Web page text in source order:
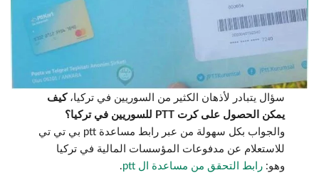
سؤال يتبادر لأذهان الكثير من السوريين في تركيا،كيف
يمكن الحصول على كرت PTT للسوريين في تركيا؟
والجواب بكل سهولة من عبر رابط مساعدة ptt بي تي تي
للاستعلام عن مدفوعات المؤسسات المالية في تركيا
وهو:رابط التحقق من مساعدة ال ptt .